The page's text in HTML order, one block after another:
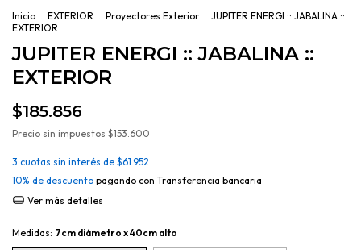
Inicio EXTERIOR Proyectores Exterior
JUPITER ENERGI :: JABALINA ::
EXTERIOR
JUPITER ENERGI :: JABALINA ::
EXTERIOR
$185.856
Precio sin impuestos $153.600
3 cuotas sin interés de $61.952
10% de descuento pagando con Transferencia bancaria
Ver más detalles
Medidas: 7cm diámetro x 40cm alto